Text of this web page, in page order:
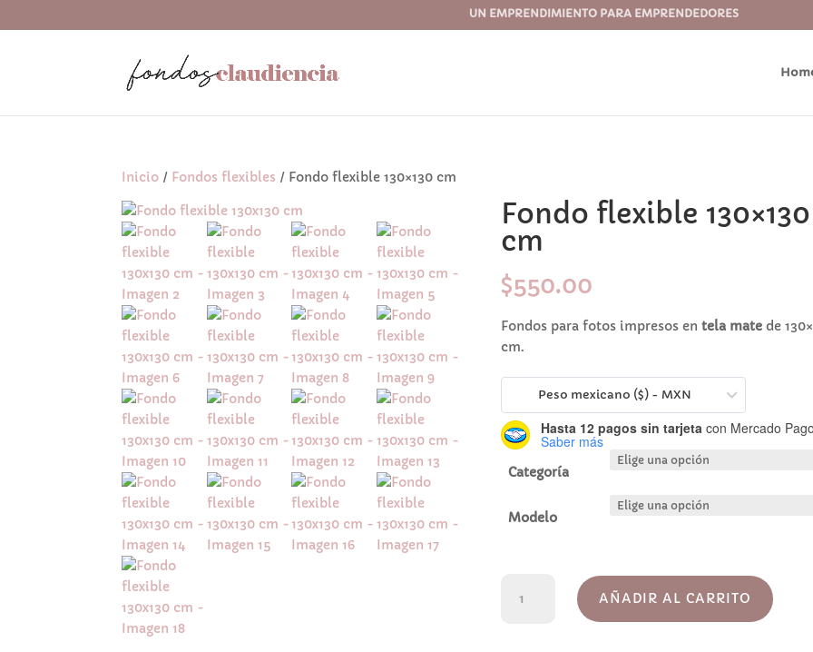
UN EMPRENDIMIENTO PARA EMPRENDEDORES
Inicio / Fondos flexibles / Fondo flexible 130×130 cm
Fondo flexible 130×130
cm
$550.00
Fondos para fotos impresos en tela matede
cm.
Peso mexicano ($) - MXN
Hasta 12 pagos sin tarjetacon Mercado
Saber más
Categoría
Modelo
flexible
AÑADIR AL CARRITO